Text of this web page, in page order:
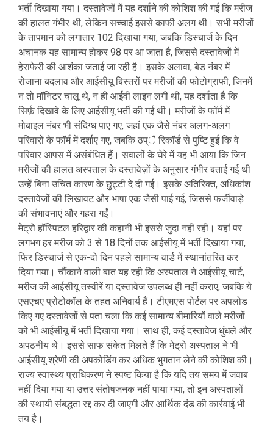
भर्ती दिखाया गया। दस्तावेजों में यह दर्शाने की कोशिश की गई कि मरीज
की हालत गंभीर थी, लेकिन सच्चाई इससे काफी अलग थी। सभी मरीजों
के तापमान को लगातार 102 दिखाया गया, जबकि डिस्चार्ज के दिन
अचानक यह सामान्य होकर 98 पर आ जाता है, जिससे दस्तावेजों में
हेराफेरी की आशंका जताई जा रही है। इसके अलावा, बेड नंबर में
रोजाना बदलाव और आईसीयू बिस्तरों पर मरीजों की फोटोग्राफी, जिनमें
न तो मॉनिटर चालू थे, न ही आईवी लाइन लगी थी, यह दर्शाता है कि
सिर्फ़ दिखावे के लिए आईसीयू भर्ती की गई थी। मरीजों के फॉर्म में
मोबाइल नंबर भी संदिग्ध पाए गए, जहां एक जैसे नंबर अलग-अलग
परिवारों के फॉर्म में दर्शाए गए, जबकि ठप्ै रिकॉर्ड से पुष्टि हुई कि वे
परिवार आपस में असंबंधित हैं। सवालों के घेरे में यह भी आया कि जिन
मरीजों की हालत अस्पताल के दस्तावेज़ों के अनुसार गंभीर बताई गई थी
उन्हें बिना उचित कारण के छुट्टी दे दी गई। इसके अतिरिक्त, अधिकांश
दस्तावेजों की लिखावट और भाषा एक जैसी पाई गई, जिससे फर्जीवाड़े
की संभावनाएं और गहरा गईं।
मेट्रो हॉस्पिटल हरिद्वार की कहानी भी इससे जुदा नहीं रही। यहां पर
लगभग हर मरीज को 3 से 18 दिनों तक आईसीयू में भर्ती दिखाया गया,
फिर डिस्चार्ज से एक-दो दिन पहले सामान्य वार्ड में स्थानांतरित कर
दिया गया। चौंकाने वाली बात यह रही कि अस्पताल ने आईसीयू चार्ट,
मरीज की आईसीयू तस्वीरें या दस्तावेज उपलब्ध ही नहीं कराए, जबकि ये
एसएचए प्रोटोकॉल के तहत अनिवार्य हैं। टीएमएस पोर्टल पर अपलोड
किए गए दस्तावेजों से पता चला कि कई सामान्य बीमारियों वाले मरीजों
को भी आईसीयू में भर्ती दिखाया गया। साथ ही, कई दस्तावेज धुंधले और
अपठनीय थे। इससे साफ संकेत मिलते हैं कि मेट्रो अस्पताल ने भी
आईसीयू श्रेणी की अपकोडिंग कर अधिक भुगतान लेने की कोशिश की।
राज्य स्वास्थ्य प्राधिकरण ने स्पष्ट किया है कि यदि तय समय में जवाब
नहीं दिया गया या उत्तर संतोषजनक नहीं पाया गया, तो इन अस्पतालों
की स्थायी संबद्धता रद्द कर दी जाएगी और आर्थिक दंड की कार्रवाई भी
तय है।